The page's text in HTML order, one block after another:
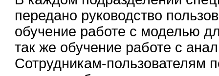
передано руководство
обучение работе с моделью
так же обучение работе с
Сотрудникам-пользователям